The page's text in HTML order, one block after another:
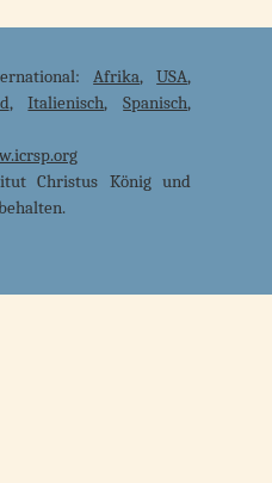
Afrika,USA,
,Italienisch,Spanisch,
Christus König und